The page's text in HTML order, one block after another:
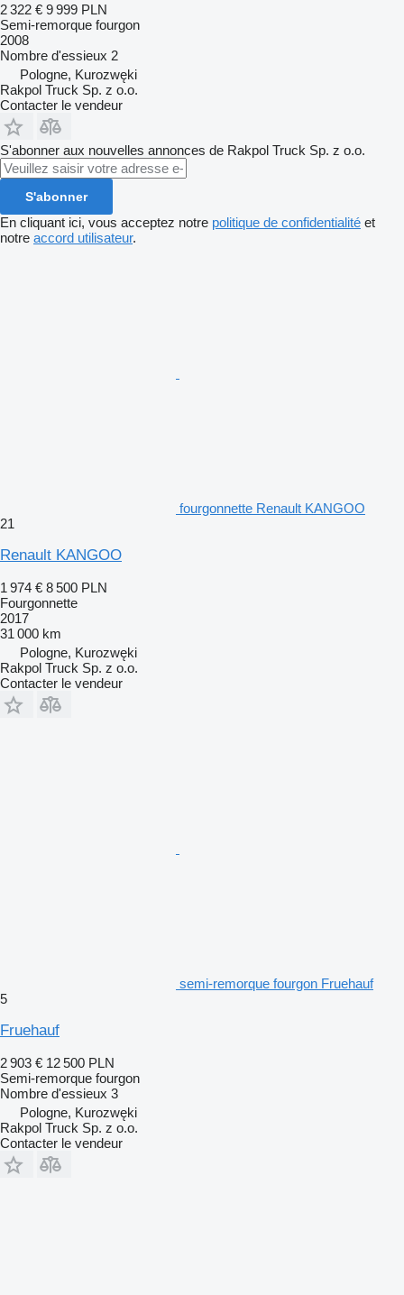
2 322 € 9 999 PLN
Semi-remorque fourgon
2008
Nombre d'essieux 2
Pologne, Kurozwęki
Rakpol Truck Sp. z o.o.
Contacter le vendeur
S'abonner aux nouvelles annonces de Rakpol Truck Sp. z o.o.
S'abonner
En cliquant ici, vous acceptez notre politique de confidentialité et
notre accord utilisateur.
fourgonnette Renault KANGOO
21
Renault KANGOO
1 974 € 8 500 PLN
Fourgonnette
2017
31 000 km
Pologne, Kurozwęki
Rakpol Truck Sp. z o.o.
Contacter le vendeur
semi-remorque fourgon Fruehauf
5
Fruehauf
2 903 € 12 500 PLN
Semi-remorque fourgon
Nombre d'essieux 3
Pologne, Kurozwęki
Rakpol Truck Sp. z o.o.
Contacter le vendeur